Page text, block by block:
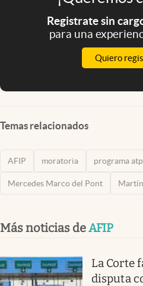
Registrate sin
para una
Quiero
Temas relacionados
AFIP moratoria programa atp
Mercedes Marco del Pont
Más noticias deAFIP
La Corte
disputa